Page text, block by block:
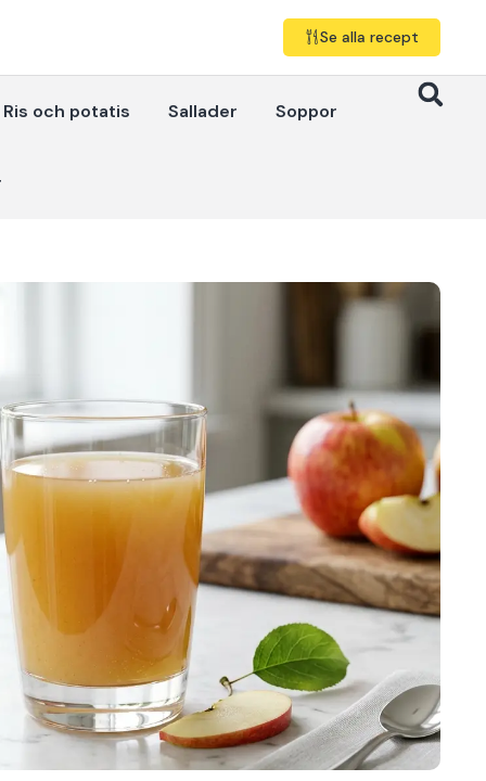
Se alla recept
Ris och potatis Sallader Soppor